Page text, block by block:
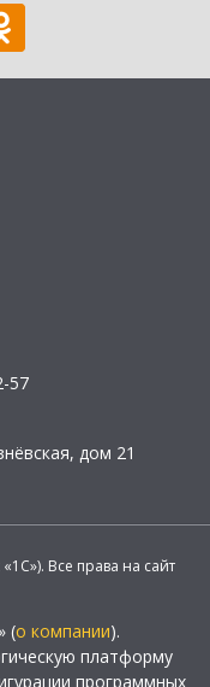
57
дом 21
Все права на сайт
(о компании).
платформу
программных